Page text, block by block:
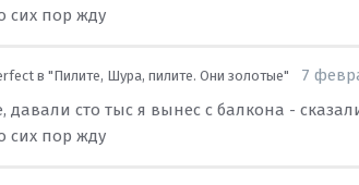
сих пор жду
в"Пилите, Шура, пилите. Они золотые"
7
сто тыс я вынес с балкона -
сих пор жду